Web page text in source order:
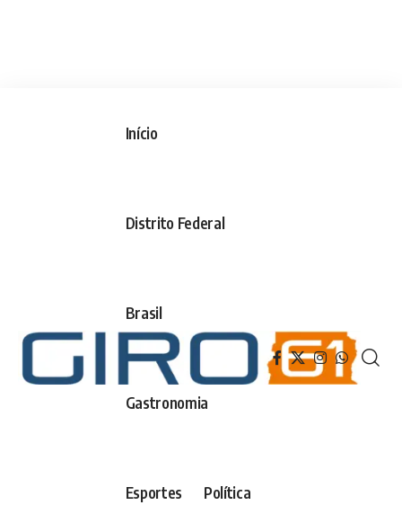
Início
Distrito Federal
Brasil
Gastronomia
Esportes Política